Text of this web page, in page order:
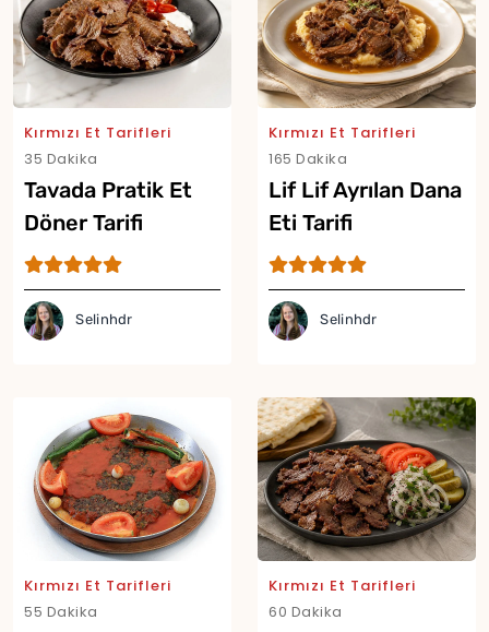
Kırmızı Et Tarifleri
35 Dakika
Tavada Pratik Et
Döner Tarifi
Selinhdr
Kırmızı Et Tarifleri
165 Dakika
Lif Lif Ayrılan Dana
Eti Tarifi
Selinhdr
Kırmızı Et Tarifleri
55 Dakika
Kırmızı Et Tarifleri
60 Dakika